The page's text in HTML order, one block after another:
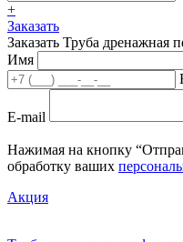
+
Заказать
Заказать Труба дренажная
Имя
E-mail
Нажимая на кнопку
обработку ваших
Акция